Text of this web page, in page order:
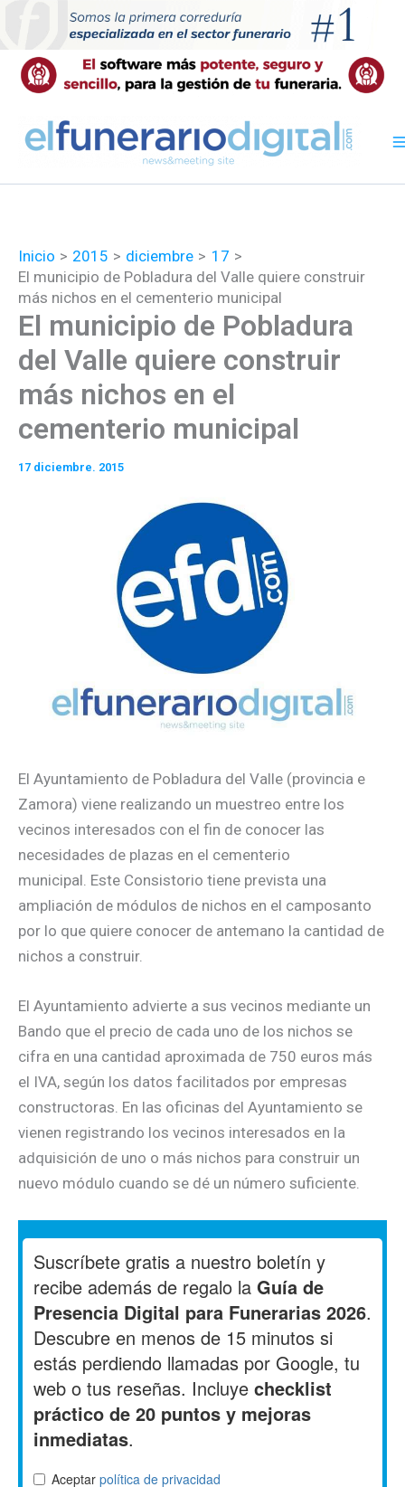
contenido
Inicio 2015 diciembre
17
El municipio de Pobladura del Valle quiere construir
más nichos en el cementerio municipal
El municipio de Pobladura
del Valle quiere construir
más nichos en el
cementerio municipal
17 diciembre. 2015
El Ayuntamiento de Pobladura del Valle (provincia e
Zamora) viene realizando un muestreo entre los
vecinos interesados con el fin de conocer las
necesidades de plazas en el cementerio
municipal. Este Consistorio tiene prevista una
ampliación de módulos de nichos en el camposanto
por lo que quiere conocer de antemano la cantidad de
nichos a construir.
El Ayuntamiento advierte a sus vecinos mediante un
Bando que el precio de cada uno de los nichos se
cifra en una cantidad aproximada de 750 euros más
el IVA, según los datos facilitados por empresas
constructoras. En las oficinas del Ayuntamiento se
vienen registrando los vecinos interesados en la
adquisición de uno o más nichos para construir un
nuevo módulo cuando se dé un número suficiente.